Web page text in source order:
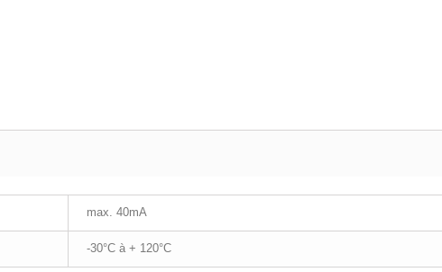
max. 40mA
-30°C à + 120°C